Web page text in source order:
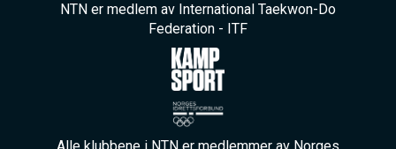
NTN er medlem av International Taekwon-Do
Federation - ITF